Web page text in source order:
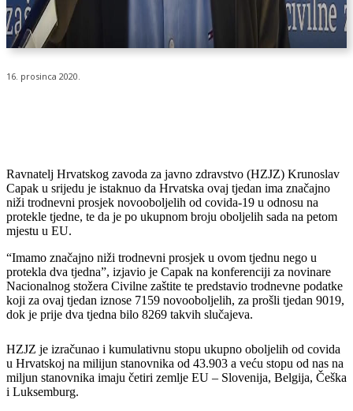
16. prosinca 2020.
Ravnatelj Hrvatskog zavoda za javno zdravstvo (HZJZ) Krunoslav
Capak u srijedu je istaknuo da Hrvatska ovaj tjedan ima značajno
niži trodnevni prosjek novooboljelih od covida-19 u odnosu na
protekle tjedne, te da je po ukupnom broju oboljelih sada na petom
mjestu u EU.
“Imamo značajno niži trodnevni prosjek u ovom tjednu nego u
protekla dva tjedna”, izjavio je Capak na konferenciji za novinare
Nacionalnog stožera Civilne zaštite te predstavio trodnevne podatke
koji za ovaj tjedan iznose 7159 novooboljelih, za prošli tjedan 9019,
dok je prije dva tjedna bilo 8269 takvih slučajeva.
HZJZ je izračunao i kumulativnu stopu ukupno oboljelih od covida
u Hrvatskoj na milijun stanovnika od 43.903 a veću stopu od nas na
miljun stanovnika imaju četiri zemlje EU – Slovenija, Belgija, Češka
i Luksemburg.